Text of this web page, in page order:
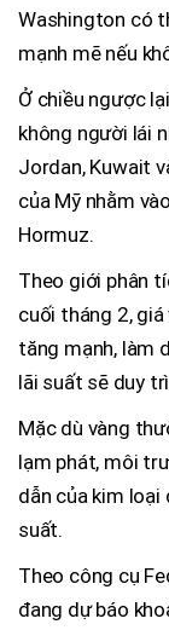
Washington có
mạnh mẽ nếu
Ở chiều ngược
không người lái
Jordan, Kuwait
của Mỹ nhằm
Hormuz.
Theo giới phân
cuối tháng 2,
tăng mạnh, làm
lãi suất sẽ duy
Mặc dù vàng
lạm phát, môi
dẫn của kim loại
suất.
Theo công cụ
đang dự báo